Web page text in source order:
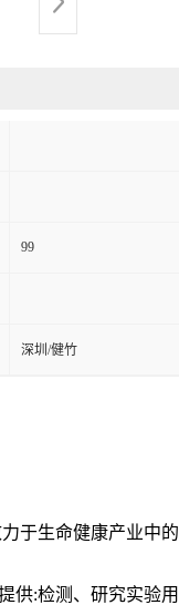
99
深圳/健竹
于生命健康产业中的
供:检测、研究实验用